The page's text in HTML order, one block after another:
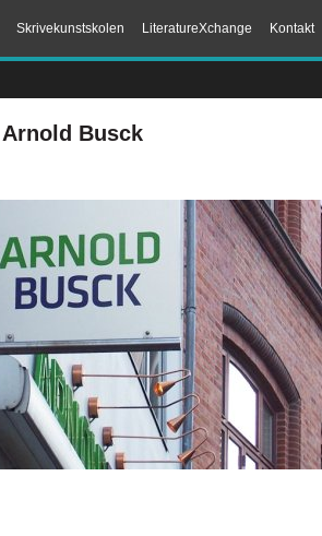
Kontakt
LiteratureXchange
Skrivekunstskolen
Busck